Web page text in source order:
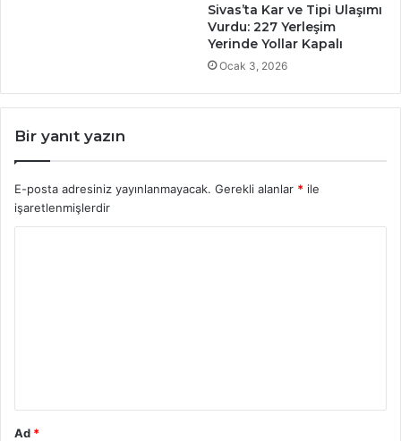
Sivas’ta Kar ve Tipi Ulaşımı
Vurdu: 227 Yerleşim
Yerinde Yollar Kapalı
Ocak 3, 2026
Bir yanıt yazın
E-posta adresiniz yayınlanmayacak. Gerekli alanlar * ile
işaretlenmişlerdir
Ad *